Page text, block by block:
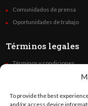
To provide the best
and/or access device
Comunidados de prensa
Oportunidades de trabajo
Términos legales
Términos y condiciones
Code of Ethics